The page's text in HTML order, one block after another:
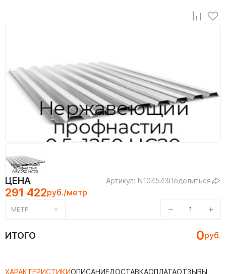
ЦЕНА Артикул: N104543Поделиться
291 422руб./метр
МЕТР − +
ИТОГО 0руб.
ХАРАКТЕРИСТИКИОПИСАНИЕДОСТАВКАОПЛАТАОТЗЫВЫ